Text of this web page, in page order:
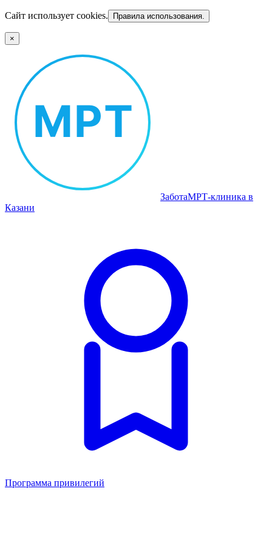
Сайт использует cookies. Правила использования.
×
ЗаботаМРТ‑клиника в
Казани
Программа привилегий